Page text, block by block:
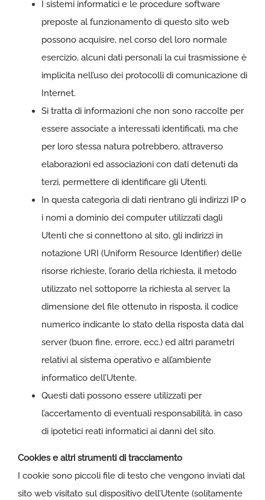
I sistemi informatici e le procedure software
preposte al funzionamento di questo sito web
possono acquisire, nel corso del loro normale
esercizio, alcuni dati personali la cui trasmissione è
implicita nell’uso dei protocolli di comunicazione di
Internet.
Si tratta di informazioni che non sono raccolte per
essere associate a interessati identificati, ma che
per loro stessa natura potrebbero, attraverso
elaborazioni ed associazioni con dati detenuti da
terzi, permettere di identificare gli Utenti.
In questa categoria di dati rientrano gli indirizzi IP o
i nomi a dominio dei computer utilizzati dagli
Utenti che si connettono al sito, gli indirizzi in
notazione URI (Uniform Resource Identifier) delle
risorse richieste, l’orario della richiesta, il metodo
utilizzato nel sottoporre la richiesta al server, la
dimensione del file ottenuto in risposta, il codice
numerico indicante lo stato della risposta data dal
server (buon fine, errore, ecc.) ed altri parametri
relativi al sistema operativo e all’ambiente
informatico dell’Utente.
Questi dati possono essere utilizzati per
l’accertamento di eventuali responsabilità, in caso
di ipotetici reati informatici ai danni del sito.
Cookies e altri strumenti di tracciamento
I cookie sono piccoli file di testo che vengono inviati dal
sito web visitato sul dispositivo dell’Utente (solitamente